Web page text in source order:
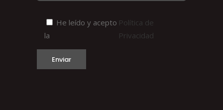
He leído y acepto
la
Política de
Privacidad